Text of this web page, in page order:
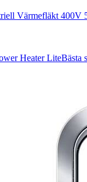
Värmefläkt 400V
Heater LiteBästa